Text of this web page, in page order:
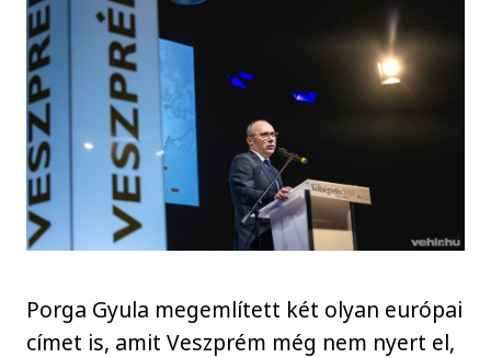
Porga Gyula megemlített két olyan európai
címet is, amit Veszprém még nem nyert el,